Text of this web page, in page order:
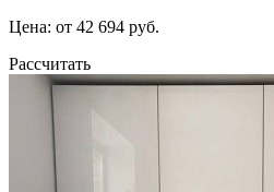
Цена: от 42 694 руб.
Рассчитать